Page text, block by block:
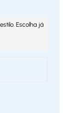
Escolha já